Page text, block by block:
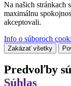
Na našich stránkach
maximálnu
akceptovali.
Info o súboroch
Zakázať všetky
Predvoľby
Súhlas